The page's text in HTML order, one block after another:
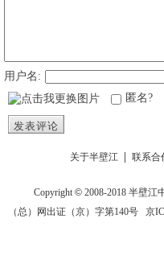
用户名:
匿名?
发表评论
关于半壁江 联系合
Copyright © 2008-2018半壁江
（总）网出证（京）字第140号 京